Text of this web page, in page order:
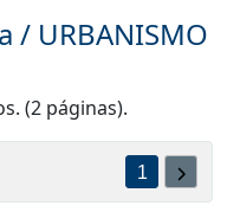
/ URBANISMO
(2 páginas).
1